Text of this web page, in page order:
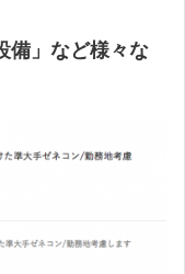
備」など様々な